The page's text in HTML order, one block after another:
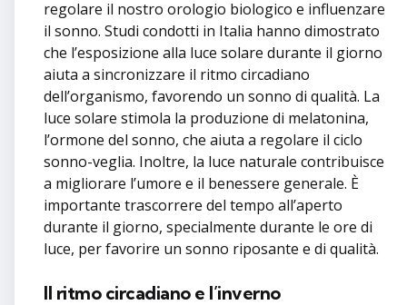
regolare il nostro orologio biologico e influenzare
il sonno. Studi condotti in Italia hanno dimostrato
che l’esposizione alla luce solare durante il giorno
aiuta a sincronizzare il ritmo circadiano
dell’organismo, favorendo un sonno di qualità. La
luce solare stimola la produzione di melatonina,
l’ormone del sonno, che aiuta a regolare il ciclo
sonno-veglia. Inoltre, la luce naturale contribuisce
a migliorare l’umore e il benessere generale. È
importante trascorrere del tempo all’aperto
durante il giorno, specialmente durante le ore di
luce, per favorire un sonno riposante e di qualità.
Il ritmo circadiano e l’inverno